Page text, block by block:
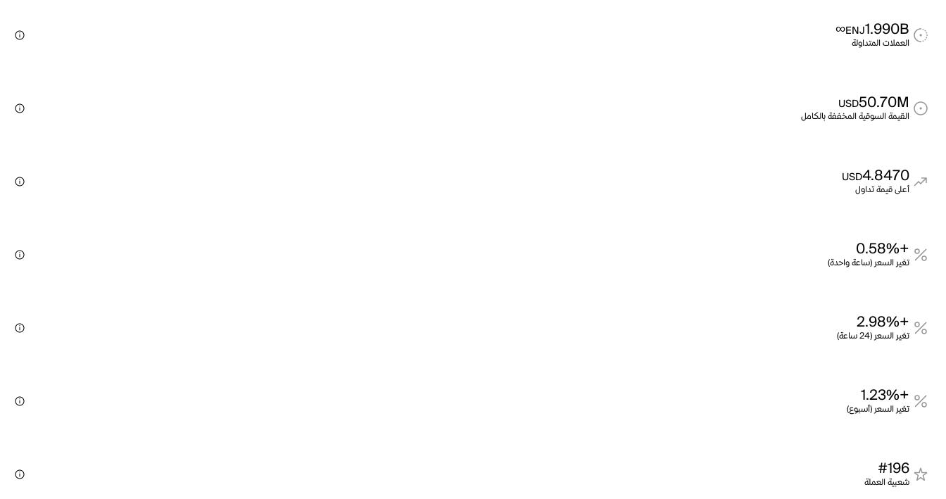
1.990B
ENJ
∞
العملات المتداولة
50.70M
USD
القيمة السوقية المخففة بالكامل
4.8470
USD
أعلى قيمة تداول
+0.58%
تغير السعر (ساعة واحدة)
+2.98%
تغير السعر (24 ساعة)
+1.23%
تغير السعر (أسبوع)
#196
شعبية العملة